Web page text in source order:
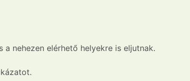
nehezen elérhető helyekre is eljutnak.